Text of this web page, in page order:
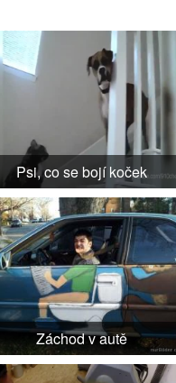
Psi, co se bojí koček
Záchod v autě